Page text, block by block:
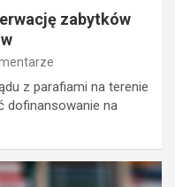
zabytków
z parafiami na terenie
dofinansowanie na